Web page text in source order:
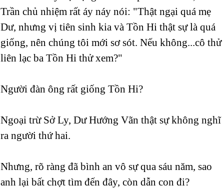
Trần chủ nhiệm rất áy náy nói: "Thật ngại quá mẹ
Dư, nhưng vị tiên sinh kia và Tồn Hi thật sự là quá
giống, nên chúng tôi mới sơ sót. Nếu không...cô thử
liên lạc ba Tồn Hi thử xem?"
Người đàn ông rất giống Tồn Hi?
Ngoại trừ Sở Ly, Dư Hướng Vãn thật sự không nghĩ
ra người thứ hai.
Nhưng, rõ ràng đã bình an vô sự qua sáu năm, sao
anh lại bất chợt tìm đến đây, còn dẫn con đi?